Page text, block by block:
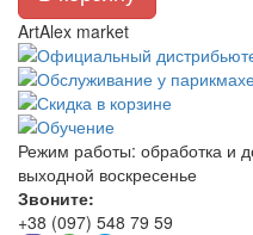
ArtAlex market
Режим работы: обработка и
выходной воскресенье
Звоните:
+38 (097) 548 79 59